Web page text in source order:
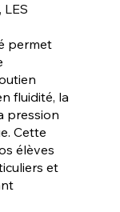
LES
permet
fluidité, la
pression
Cette
élèves
et